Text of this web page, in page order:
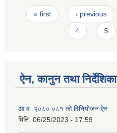
Pages
« first ‹ previous
4 5
ऐन, कानुन तथा निर्देशिका
आ.व. २०८०.०८१ को विनियोजन ऐन
मिति: 06/25/2023 - 17:59